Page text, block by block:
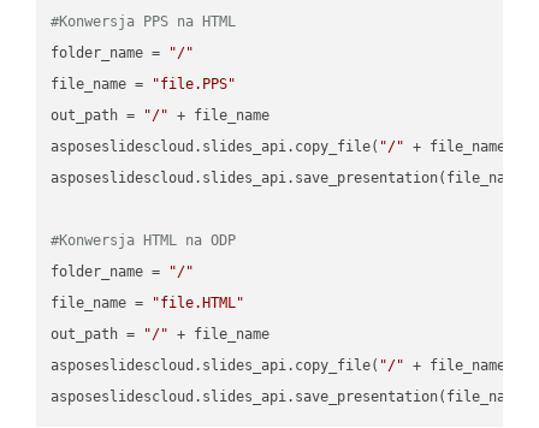
#Konwersja PPS na HTML
folder_name =
"/"
file_name =
"file.PPS"
out_path =
"/" + file_name
asposeslidescloud.slides_api.copy_file( "/" + file_name,
#Konwersja HTML na ODP
folder_name =
"/"
file_name =
"file.HTML"
out_path =
"/" + file_name
asposeslidescloud.slides_api.copy_file( "/" + file_name,